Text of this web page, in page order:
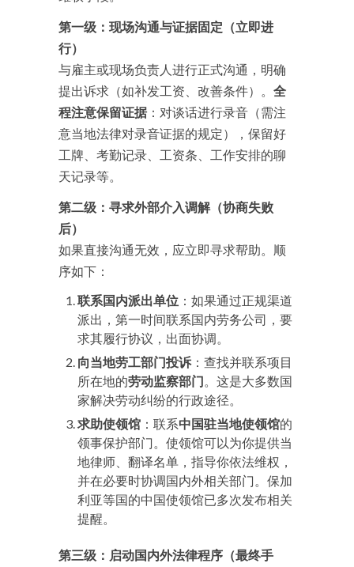
第一级：现场沟通与证据固定（立即进
行）
与雇主或现场负责人进行正式沟通，明确
提出诉求（如补发工资、改善条件）。 全
程注意保留证据：对谈话进行录音（需注
意当地法律对录音证据的规定），保留好
工牌、考勤记录、工资条、工作安排的聊
天记录等。
第二级：寻求外部介入调解（协商失败
后）
如果直接沟通无效，应立即寻求帮助。顺
序如下：
联系国内派出单位 ：如果通过正规渠道
派出，第一时间联系国内劳务公司，要
求其履行协议，出面协调。
向当地劳工部门投诉：查找并联系项目
所在地的劳动监察部门。这是大多数国
家解决劳动纠纷的行政途径。
求助使领馆 ：联系中国驻当地使领馆的
领事保护部门。使领馆可以为你提供当
地律师、翻译名单，指导你依法维权，
并在必要时协调国内外相关部门。保加
利亚等国的中国使领馆已多次发布相关
提醒。
第三级：启动国内外法律程序（最终手